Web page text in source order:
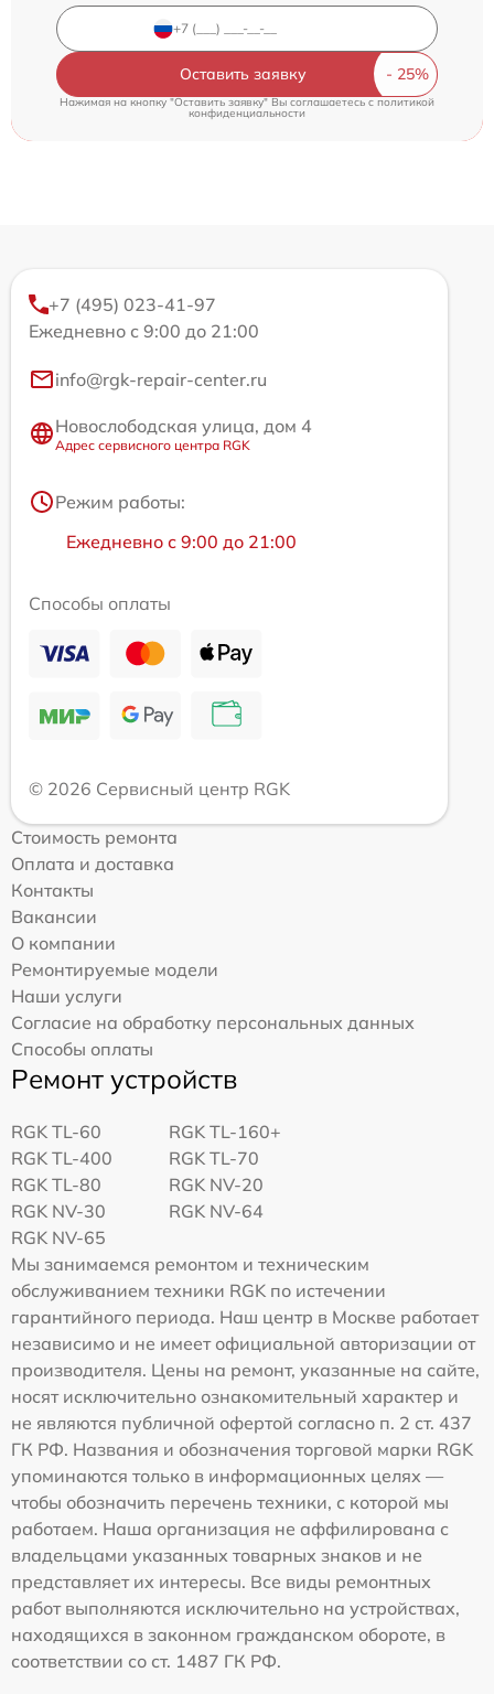
Оставить заявку
Нажимая на кнопку "Оставить заявку" Вы соглашаетесь cполитикой
конфиденциальности
+7 (495) 023-41-97
Ежедневно с 9:00 до 21:00
info@rgk-repair-center.ru
Новослободская улица, дом 4
Адрес сервисного центра RGK
Режим работы:
Ежедневно с 9:00 до 21:00
Способы оплаты
© 2026 Сервисный центр RGK
Стоимость ремонта
Оплата и доставка
Контакты
Вакансии
О компании
Ремонтируемые модели
Наши услуги
Согласие на обработку персональных данных
Способы оплаты
Ремонт устройств
RGK TL-60
RGK TL-160+
RGK TL-400
RGK TL-70
RGK TL-80
RGK NV-20
RGK NV-30
RGK NV-64
RGK NV-65
Мы занимаемся ремонтом и техническим
обслуживанием техники RGK по истечении
гарантийного периода. Наш центр в Москве работает
независимо и не имеет официальной авторизации от
производителя. Цены на ремонт, указанные на сайте,
носят исключительно ознакомительный характер и
не являются публичной офертой согласно п. 2 ст. 437
ГК РФ. Названия и обозначения торговой марки RGK
упоминаются только в информационных целях —
чтобы обозначить перечень техники, с которой мы
работаем. Наша организация не аффилирована с
владельцами указанных товарных знаков и не
представляет их интересы. Все виды ремонтных
работ выполняются исключительно на устройствах,
находящихся в законном гражданском обороте, в
соответствии со ст. 1487 ГК РФ.